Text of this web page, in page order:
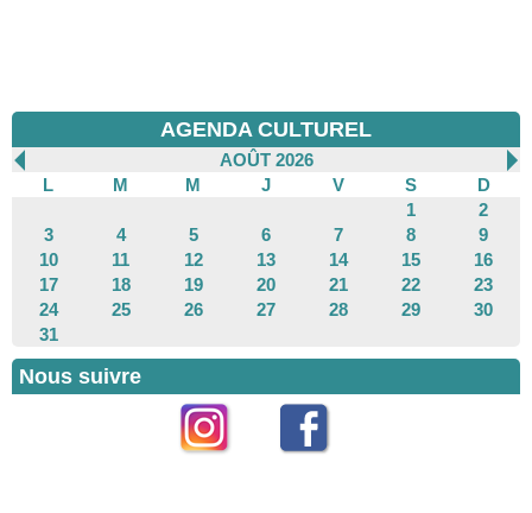
AGENDA CULTUREL
AOÛT 2026
L
M M J V S
D
1
2
3
4 5 6 7 8
9
10
11 12 13 14 15
16
17
18 19 20 21 22
23
24
25 26 27 28 29
30
31
Nous suivre